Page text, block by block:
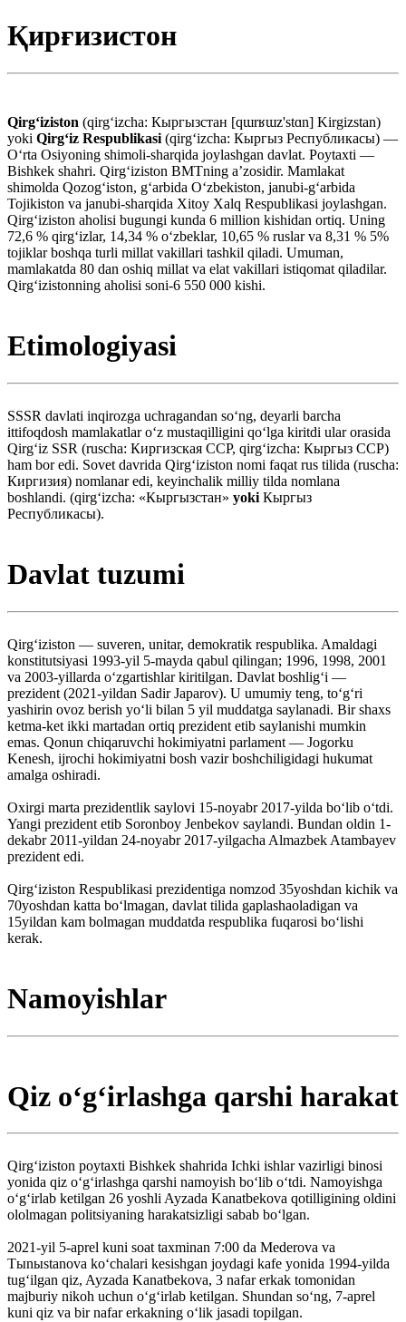
Қирғизистон
Qirgʻiziston (qirgʻizcha: Кыргызстан [qɯrʁɯz'stɑn] Kirgizstan)
yoki Qirgʻiz Respublikasi (qirgʻizcha: Кыргыз Республикасы) —
Oʻrta Osiyoning shimoli-sharqida joylashgan davlat. Poytaxti —
Bishkek shahri. Qirgʻiziston BMTning aʼzosidir. Mamlakat
shimolda Qozogʻiston, gʻarbida Oʻzbekiston, janubi-gʻarbida
Tojikiston va janubi-sharqida Xitoy Xalq Respublikasi joylashgan.
Qirgʻiziston aholisi bugungi kunda 6 million kishidan ortiq. Uning
72,6 % qirgʻizlar, 14,34 % oʻzbeklar, 10,65 % ruslar va 8,31 % 5%
tojiklar boshqa turli millat vakillari tashkil qiladi. Umuman,
mamlakatda 80 dan oshiq millat va elat vakillari istiqomat qiladilar.
Qirgʻizistonning aholisi soni-6 550 000 kishi.
Etimologiyasi
SSSR davlati inqirozga uchragandan soʻng, deyarli barcha
ittifoqdosh mamlakatlar oʻz mustaqilligini qoʻlga kiritdi ular orasida
Qirgʻiz SSR (ruscha: Киргизская ССР, qirgʻizcha: Кыргыз ССР)
ham bor edi. Sovet davrida Qirgʻiziston nomi faqat rus tilida (ruscha:
Киргизия) nomlanar edi, keyinchalik milliy tilda nomlana
boshlandi. (qirgʻizcha: «Кыргызстан» yoki Кыргыз
Республикасы).
Davlat tuzumi
Qirgʻiziston — suveren, unitar, demokratik respublika. Amaldagi
konstitutsiyasi 1993-yil 5-mayda qabul qilingan; 1996, 1998, 2001
va 2003-yillarda oʻzgartishlar kiritilgan. Davlat boshligʻi —
prezident (2021-yildan Sadir Japarov). U umumiy teng, toʻgʻri
yashirin ovoz berish yoʻli bilan 5 yil muddatga saylanadi. Bir shaxs
ketma-ket ikki martadan ortiq prezident etib saylanishi mumkin
emas. Qonun chiqaruvchi hokimiyatni parlament — Jogorku
Kenesh, ijrochi hokimiyatni bosh vazir boshchiligidagi hukumat
amalga oshiradi.
Oxirgi marta prezidentlik saylovi 15-noyabr 2017-yilda boʻlib oʻtdi.
Yangi prezident etib Soronboy Jenbekov saylandi. Bundan oldin 1-
dekabr 2011-yildan 24-noyabr 2017-yilgacha Almazbek Atambayev
prezident edi.
Qirgʻiziston Respublikasi prezidentiga nomzod 35yoshdan kichik va
70yoshdan katta boʻlmagan, davlat tilida gaplashaoladigan va
15yildan kam bolmagan muddatda respublika fuqarosi boʻlishi
kerak.
Namoyishlar
Qiz oʻgʻirlashga qarshi harakat
Qirgʻiziston poytaxti Bishkek shahrida Ichki ishlar vazirligi binosi
yonida qiz oʻgʻirlashga qarshi namoyish boʻlib oʻtdi. Namoyishga
oʻgʻirlab ketilgan 26 yoshli Ayzada Kanatbekova qotilligining oldini
ololmagan politsiyaning harakatsizligi sabab boʻlgan.
2021-yil 5-aprel kuni soat taxminan 7:00 da Mederova va
Tыnыstanova koʻchalari kesishgan joydagi kafe yonida 1994-yilda
tugʻilgan qiz, Ayzada Kanatbekova, 3 nafar erkak tomonidan
majburiy nikoh uchun oʻgʻirlab ketilgan. Shundan soʻng, 7-aprel
kuni qiz va bir nafar erkakning oʻlik jasadi topilgan.